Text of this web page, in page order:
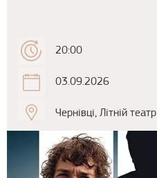
20:00
03.09.2026
Чернівці, Літній театр